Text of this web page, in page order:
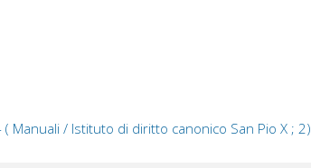
Manuali / Istituto di diritto canonico San Pio X ; 2)